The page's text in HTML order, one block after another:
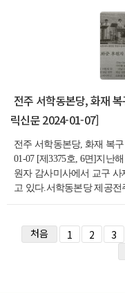
전주 서학동본당, 화재
릭신문 2024-01-07]
전주 서학동본당, 화재 복
01-07 [제3375호, 6면]지난
원자 감사미사에서 교구 사
고 있다.서학동본당 제공
처음 1 2 3